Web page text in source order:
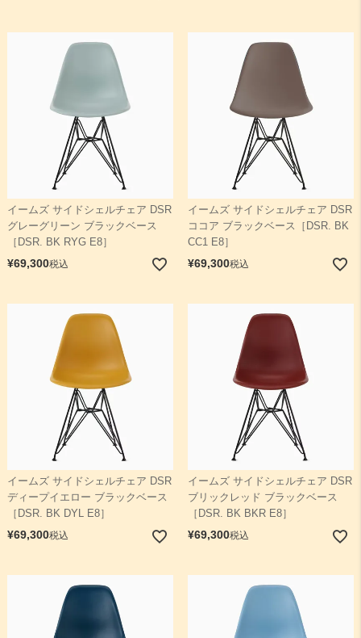
イームズ サイドシェルチェア DSR
グレーグリーン ブラックベース
［DSR. BK RYG E8］
¥69,300税込
イームズ サイドシェルチェア DSR
ココア ブラックベース［DSR. BK
CC1 E8］
¥69,300税込
イームズ サイドシェルチェア DSR
ディープイエロー ブラックベース
［DSR. BK DYL E8］
¥69,300税込
イームズ サイドシェルチェア DSR
ブリックレッド ブラックベース
［DSR. BK BKR E8］
¥69,300税込